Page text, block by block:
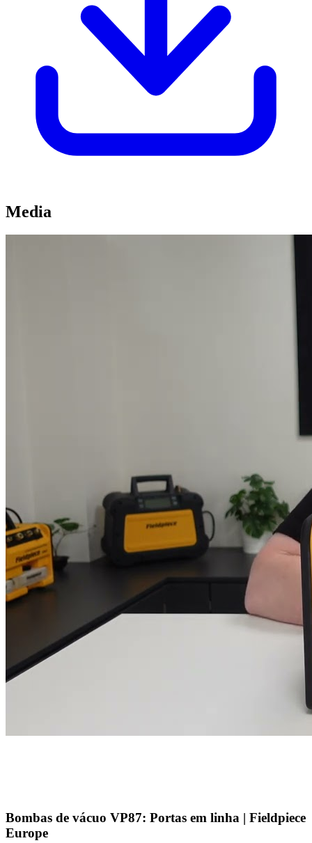
Media
Bombas de vácuo VP87: Portas em linha | Fieldpiece
Europe